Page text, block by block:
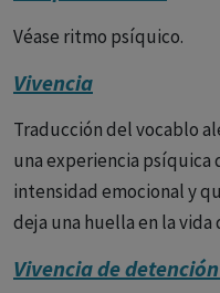
hemiasomatognosia, en
disminución del
incapacidad para
asociarse con la agrafia,
orientación derecha-
izquierda), constituyendo
6) Personificación de
una vivencia. 2) El
desaparecer la causa
Véase ritmo psíquico.
Vivencia
Traducción del vocablo
una experiencia psíquica
intensidad emocional y
deja una huella en la vida
Vivencia de